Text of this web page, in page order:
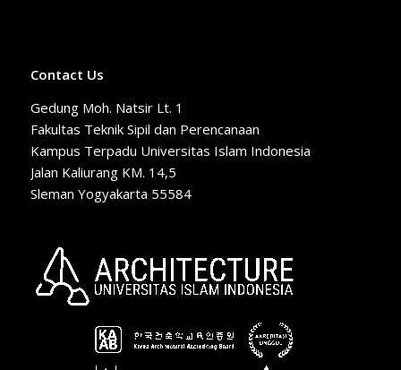
Contact Us
Gedung Moh. Natsir Lt. 1
Fakultas Teknik Sipil dan Perencanaan
Kampus Terpadu Universitas Islam Indonesia
Jalan Kaliurang KM. 14,5
Sleman Yogyakarta 55584